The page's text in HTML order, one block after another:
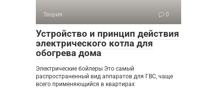
Теория 0
Устройство и принцип действия
электрического котла для
обогрева дома
Электрические бойлеры Это самый
распространенный вид аппаратов для ГВС, чаще
всего применяющийся в квартирах